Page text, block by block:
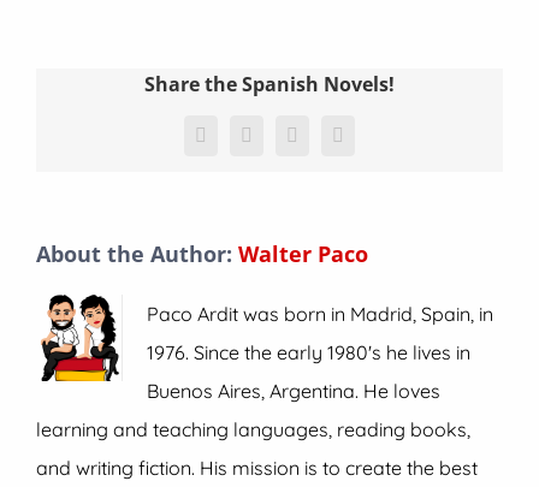
Share the Spanish Novels!
Facebook
X WhatsApp
Email
About the Author: Walter Paco
Paco Ardit was born in Madrid, Spain, in
1976. Since the early 1980's he lives in
Buenos Aires, Argentina. He loves
learning and teaching languages, reading books,
and writing fiction. His mission is to create the best